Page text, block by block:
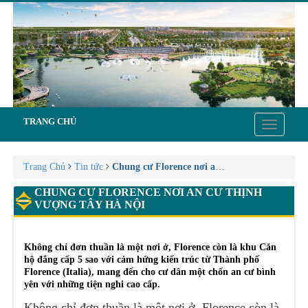
Toggle
TRANG CHỦ
Trang Chủ Tin tức Chung cư Florence nơi an cư thịnh vượng
CHUNG CƯ FLORENCE NƠI AN CƯ THỊNH
VƯỢNG TÂY HÀ NỘI
Không chỉ đơn thuần là một nơi ở, Florence còn là khu Căn
hộ đẳng cấp 5 sao với cảm hứng kiến trúc từ Thành phố
Florence (Italia), mang đến cho cư dân một chốn an cư bình
yên với những tiện nghi cao cấp.